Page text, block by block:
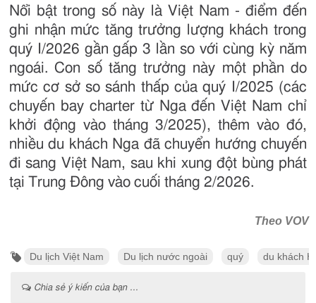
Nổi bật trong số này là Việt Nam - điểm đến
ghi nhận mức tăng trưởng lượng khách trong
quý I/2026 gần gấp 3 lần so với cùng kỳ năm
ngoái. Con số tăng trưởng này một phần do
mức cơ sở so sánh thấp của quý I/2025 (các
chuyến bay charter từ Nga đến Việt Nam chỉ
khởi động vào tháng 3/2025), thêm vào đó,
nhiều du khách Nga đã chuyển hướng chuyến
đi sang Việt Nam, sau khi xung đột bùng phát
tại Trung Đông vào cuối tháng 2/2026.
Theo VOV
Du lịch Việt Nam Du lịch nước ngoài quý du khách
Chia sẻ ý kiến của bạn ...